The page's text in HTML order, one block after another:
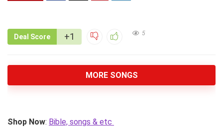
Deal Score +1 5
MORE SONGS
Shop Now: Bible, songs & etc